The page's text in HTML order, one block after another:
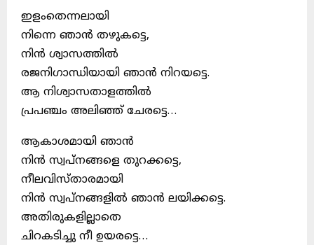
ഇളംതെന്നലായി
നിന്നെ ഞാൻ തഴുകട്ടെ,
നിൻ ശ്വാസത്തിൽ
രജനിഗാന്ധിയായി ഞാൻ നിറയട്ടെ.
ആ നിശ്വാസതാളത്തിൽ
പ്രപഞ്ചം അലിഞ്ഞ് ചേരട്ടെ…
ആകാശമായി ഞാൻ
നിൻ സ്വപ്നങ്ങളെ തുറക്കട്ടെ,
നീലവിസ്താരമായി
നിൻ സ്വപ്നങ്ങളിൽ ഞാൻ ലയിക്കട്ടെ.
അതിരുകളില്ലാതെ
ചിറകടിച്ചു നീ ഉയരട്ടെ…